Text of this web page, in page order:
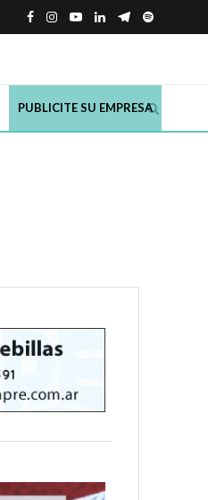
PUBLICITE SU EMPRESA